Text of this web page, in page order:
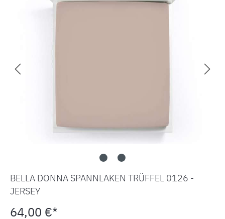
BELLA DONNA SPANNLAKEN TRÜFFEL 0126 -
JERSEY
64,00 €*